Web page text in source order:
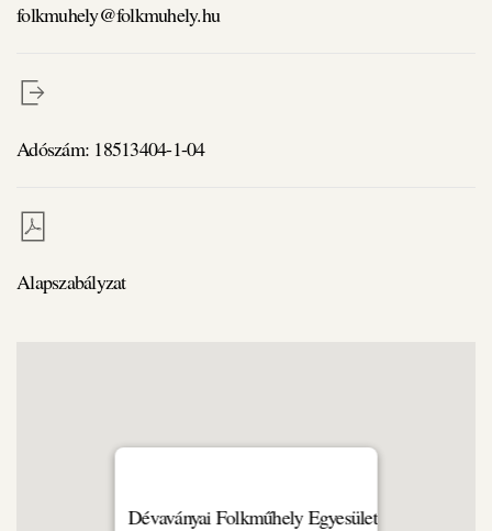
folkmuhely@folkmuhely.hu
Adószám: 18513404-1-04
Alapszabályzat
Dévaványai Folkműhely Egyesület